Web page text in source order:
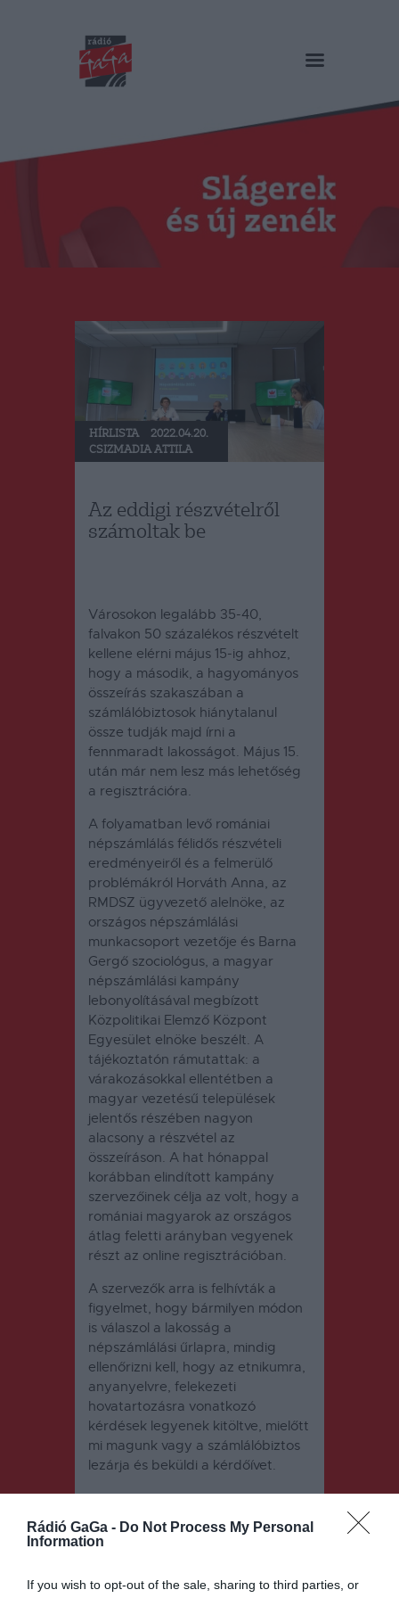
Rádió GaGa - Do Not Process My Personal
Information
If you wish to opt-out of the sale, sharing to third parties, or
RÁDIÓ GAGA
Műsorok
Duma Duba
Podcast és videók
Stáb
Kapcsolat
HÍRLISTA
2022.04.20.
CSIZMADIA ATTILA
Az eddigi részvételről
számoltak be
Városokon legalább 35-40,
falvakon 50 százalékos részvételt
kellene elérni május 15-ig ahhoz,
hogy a második, a hagyományos
összeírás szakaszában a
számlálóbiztosok hiánytalanul
össze tudják majd írni a
fennmaradt lakosságot. Május 15.
után már nem lesz más lehetőség
a regisztrációra.
A folyamatban levő romániai
népszámlálás félidős részvételi
eredményeiről és a felmerülő
problémákról Horváth Anna, az
RMDSZ ügyvezető alelnöke, az
országos népszámlálási
munkacsoport vezetője és Barna
Gergő szociológus, a magyar
népszámlálási kampány
lebonyolításával megbízott
Közpolitikai Elemző Központ
Egyesület elnöke beszélt. A
tájékoztatón rámutattak: a
várakozásokkal ellentétben a
magyar vezetésű települések
jelentős részében nagyon
alacsony a részvétel az
összeíráson. A hat hónappal
korábban elindított kampány
szervezőinek célja az volt, hogy a
romániai magyarok az országos
átlag feletti arányban vegyenek
részt az online regisztrációban.
A szervezők arra is felhívták a
figyelmet, hogy bármilyen módon
is válaszol a lakosság a
népszámlálási űrlapra, mindig
ellenőrizni kell, hogy az etnikumra,
anyanyelvre, felekezeti
hovatartozásra vonatkozó
kérdések legyenek kitöltve, mielőtt
mi magunk vagy a számlálóbiztos
lezárja és beküldi a kérdőívet.